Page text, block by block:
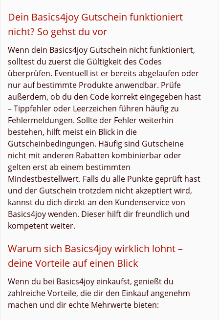
Dein Basics4joy Gutschein funktioniert
nicht? So gehst du vor
Wenn dein Basics4joy Gutschein nicht funktioniert,
solltest du zuerst die Gültigkeit des Codes
überprüfen. Eventuell ist er bereits abgelaufen oder
nur auf bestimmte Produkte anwendbar. Prüfe
außerdem, ob du den Code korrekt eingegeben hast
– Tippfehler oder Leerzeichen führen häufig zu
Fehlermeldungen. Sollte der Fehler weiterhin
bestehen, hilft meist ein Blick in die
Gutscheinbedingungen. Häufig sind Gutscheine
nicht mit anderen Rabatten kombinierbar oder
gelten erst ab einem bestimmten
Mindestbestellwert. Falls du alle Punkte geprüft hast
und der Gutschein trotzdem nicht akzeptiert wird,
kannst du dich direkt an den Kundenservice von
Basics4joy wenden. Dieser hilft dir freundlich und
kompetent weiter.
Warum sich Basics4joy wirklich lohnt –
deine Vorteile auf einen Blick
Wenn du bei Basics4joy einkaufst, genießt du
zahlreiche Vorteile, die dir den Einkauf angenehm
machen und dir echte Mehrwerte bieten: